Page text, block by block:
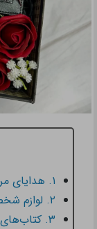
۱. هدایای مرتبط با طبیعت و آرامش
۲. لوازم شخصی‌سازی شده
۳. کتاب‌های فلسفی و روانشناسی